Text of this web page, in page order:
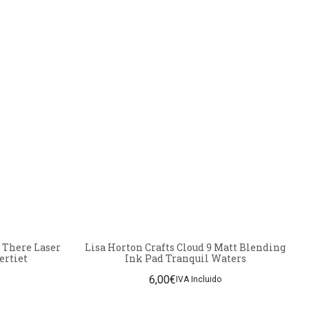
Laser
Lisa Horton Crafts Cloud 9 Matt Blending
Ink Pad Tranquil Waters
6,00€IVA Incluido